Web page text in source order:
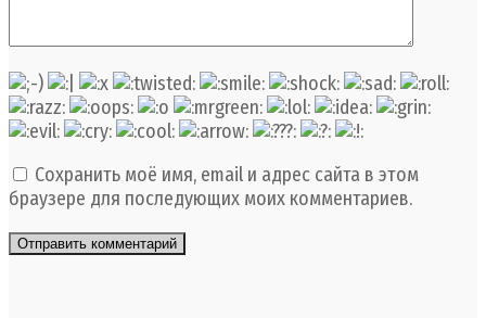
Сохранить моё имя, email и адрес сайта в этом
браузере для последующих моих комментариев.